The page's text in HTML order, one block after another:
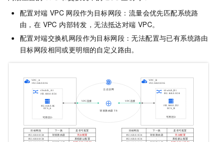
配置对端 VPC 网段作为目标网段：流量会优先匹配系统路
由，在 VPC 内部转发，无法抵达对端 VPC。
配置对端交换机网段作为目标网段：无法配置与已有系统路由
目标网段相同或更明细的自定义路由。